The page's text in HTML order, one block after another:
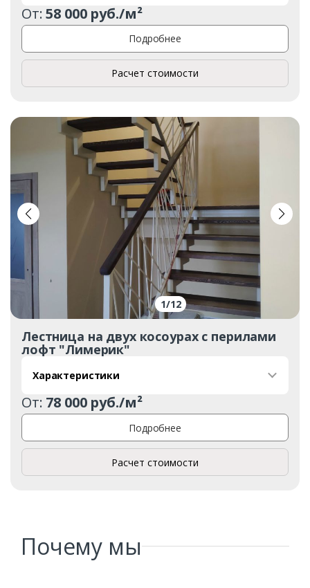
От:58 000 руб./м²
Подробнее
Расчет стоимости
1/12
Лестница на двух косоурах с перилами
лофт "Лимерик"
Характеристики
От: 78 000 руб./м²
Подробнее
Расчет стоимости
Почему мы